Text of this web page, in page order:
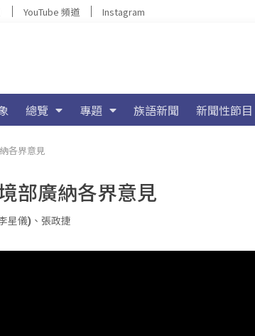
YouTube 頻道 Instagram
總覽 專題 族語新聞 新聞性節目
各界意見
部廣納各界意見
星儀) 、 張政捷